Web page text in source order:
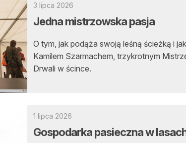
3 lipca 2026
Jedna mistrzowska pasja
O tym, jak podąża swoją leśną ścieżką i
Kamilem Szarmachem, trzykrotnym
Drwali w ścince.
1 lipca 2026
Gospodarka pasieczna w